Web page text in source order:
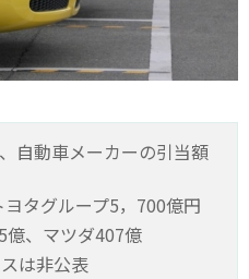
自動車メーカーの引当額
タグループ5，700億円
億、マツダ407億
は非公表